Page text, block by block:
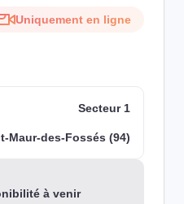
Uniquement en ligne
Secteur 1
Maur-des-Fossés (94)
à venir